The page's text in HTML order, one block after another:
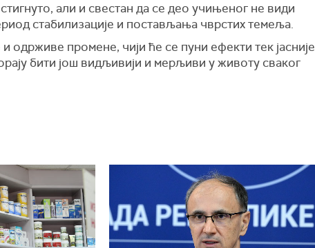
али и свестан да се део учињеног не види
стабилизације и постављања чврстих темеља.
промене, чији ће се пуни ефекти тек јасније
бити још видљивији и мерљиви у животу сваког